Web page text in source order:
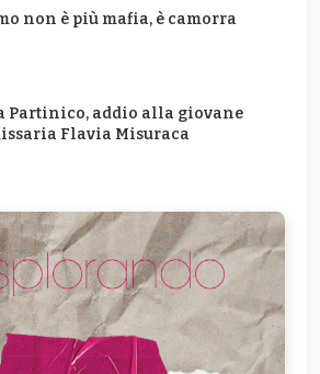
non è più mafia, è camorra
Partinico, addio alla giovane
Flavia Misuraca